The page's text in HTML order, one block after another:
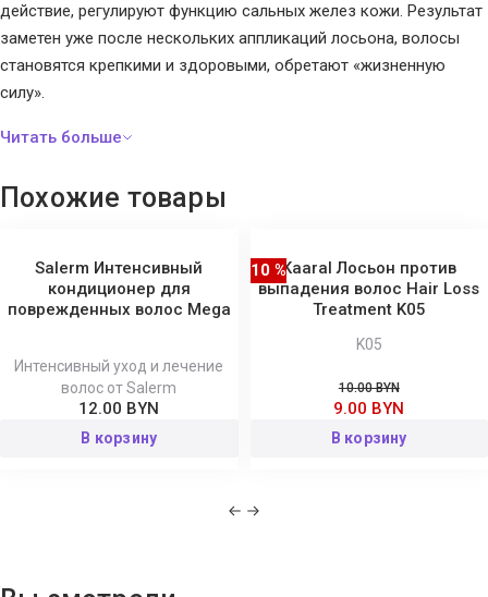
действие, регулируют функцию сальных желез кожи. Результат
заметен уже после нескольких аппликаций лосьона, волосы
становятся крепкими и здоровыми, обретают «жизненную
силу».
Способ применения:
сильном выпадении волос следует использовать дважды в
Рекомендуемый курс применения – 30 дней.
Похожие товары
Salerm Интенсивный
кондиционер для
поврежденных волос Mega
Интенсивный уход и лечение
волос от Salerm
12.00 BYN
В корзину
Kaaral Лосьон против
выпадения волос Hair Loss
Treatment K05
10 %
K05
10.00 BYN
9.00 BYN
В корзину